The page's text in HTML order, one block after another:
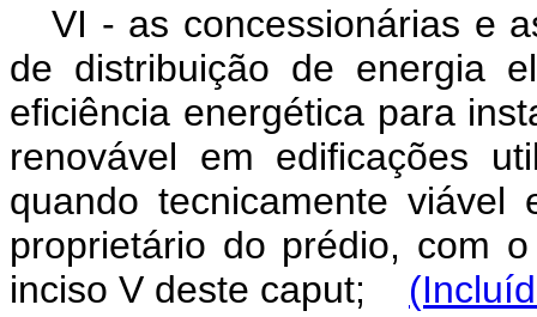
VI - as concessionárias e
de distribuição de energia
eficiência energética para
renovável em edificações
quando tecnicamente viável
proprietário do prédio, com
inciso V deste caput;